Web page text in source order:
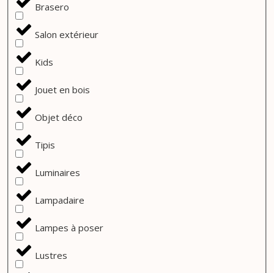
Brasero
Salon extérieur
Kids
Jouet en bois
Objet déco
Tipis
Luminaires
Lampadaire
Lampes à poser
Lustres